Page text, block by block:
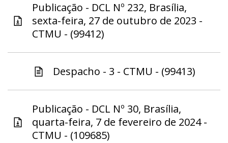
Publicação - DCL Nº 232, Brasília,
sexta-feira, 27 de outubro de 2023 -
CTMU - (99412)
Despacho - 3 - CTMU - (99413)
Publicação - DCL Nº 30, Brasília,
quarta-feira, 7 de fevereiro de 2024 -
CTMU - (109685)